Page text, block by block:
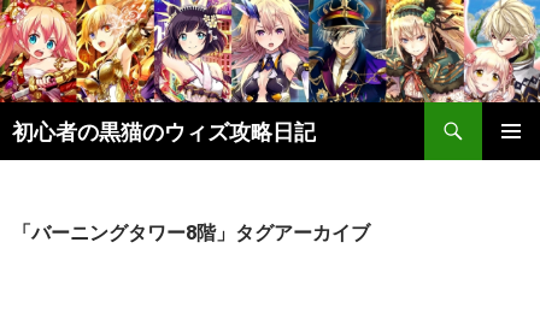
初心者の黒猫のウィズ攻略日記
検
索
ン「バーニングタワー8階」タグアーカイブ